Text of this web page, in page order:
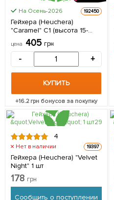
КРУПНОМЕР
На Осень-2026 192450
Гейхера (Heuchera)
"Caramel" С1 (высота 15-
30см) 1 саженец в
упаковке
цена 405 грн
- +
КУПИТЬ
+16.2грн бонусов за покупку
4
Нет в наличии 19397
Гейхера (Heuchera) "Velvet
Night" 1 шт
178 грн
Сообщить о поступлении